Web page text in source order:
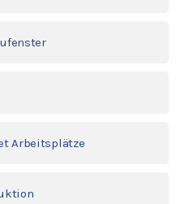
Arbeitsplätze